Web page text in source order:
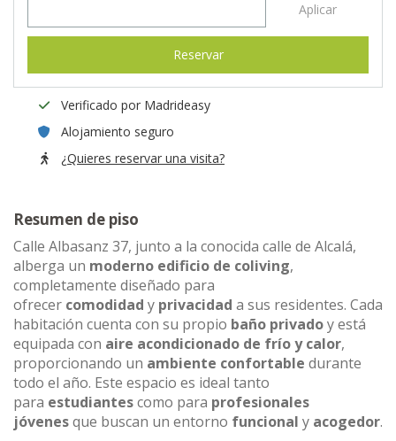
Aplicar
Reservar
Verificado por Madrideasy
Alojamiento seguro
¿Quieres reservar una visita?
Resumen de piso
Calle Albasanz 37, junto a la conocida calle de Alcalá,
alberga un moderno edificio de coliving,
completamente diseñado para
ofrecer comodidad y privacidad a sus residentes. Cada
habitación cuenta con su propio baño privadoy está
equipada con aire acondicionado de frío y calor,
proporcionando un ambiente confortable durante
todo el año. Este espacio es ideal tanto
para estudiantescomo para profesionales
jóvenesque buscan un entorno funcional y acogedor.